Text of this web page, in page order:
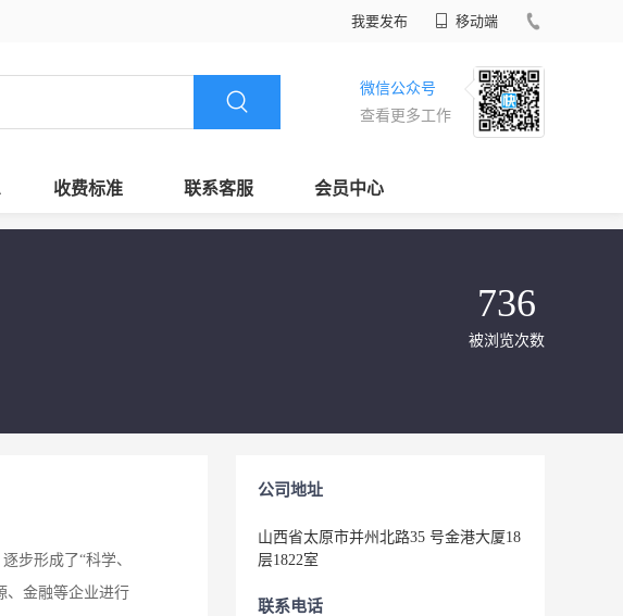
我要发布 移动端
微信公众号
查看更多工作
收费标准 联系客服 会员中心
736
被浏览次数
步形成了“科学、
、金融等企业进行
公司地址
山西省太原市并州北路35 号金港大厦18
层1822室
联系电话